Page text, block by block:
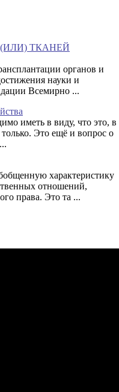
ТКАНЕЙ
органов и
науки и
Всемирно ...
иметь в виду, что это, в
Это ещё и вопрос о
характеристику
отношений,
права. Это та ...